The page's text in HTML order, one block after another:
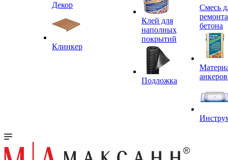
Декор
Клинкер
Клей для
наполных
покрытий
Подложка
Смесь
ремонта
бетона